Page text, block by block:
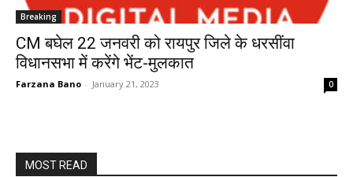
Breaking
CM बघेल 22 जनवरी को रायपुर जिले के धरसींवा
विधानसभा में करेंगे भेंट-मुलकात
Farzana Bano - January 21, 2023 0
MOST READ